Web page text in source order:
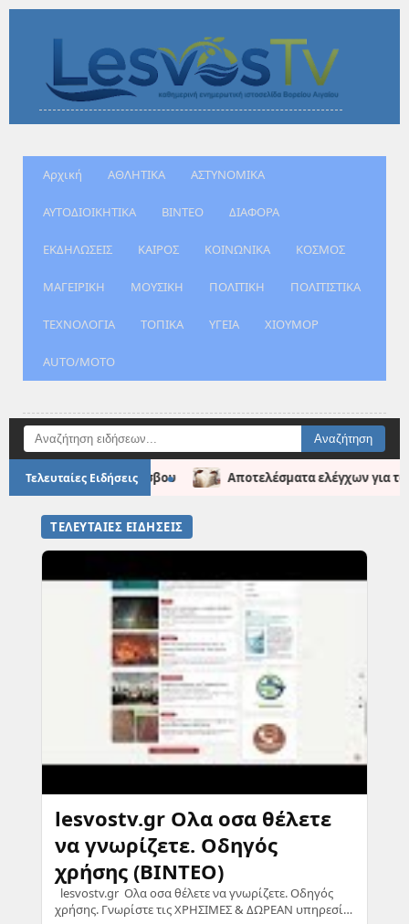
Αρχική ΑΘΛΗΤΙΚΑ ΑΣΤΥΝΟΜΙΚΑ
ΑΥΤΟΔΙΟΙΚΗΤΙΚΑ ΒΙΝΤΕΟ ΔΙΑΦΟΡΑ
ΕΚΔΗΛΩΣΕΙΣ ΚΑΙΡΟΣ ΚΟΙΝΩΝΙΚΑ ΚΟΣΜΟΣ
ΜΑΓΕΙΡΙΚΗ ΜΟΥΣΙΚΗ ΠΟΛΙΤΙΚΗ ΠΟΛΙΤΙΣΤΙΚΑ
ΤΕΧΝΟΛΟΓΙΑ ΤΟΠΙΚΑ ΥΓΕΙΑ ΧΙΟΥΜΟΡ
AUTO/MOTO
Τελευταίες Ειδήσεις
ελέγχων για τον αφθώδη πυρετό
● Ηλεκτρική
ΤΕΛΕΥΤΑΙΕΣ ΕΙΔΗΣΕΙΣ
lesvostv.gr Ολα οσα θέλετε
να γνωρίζετε. Οδηγός
χρήσης (ΒΙΝΤΕΟ)
lesvostv.gr Ολα οσα θέλετε να γνωρίζετε. Οδηγός
χρήσης. Γνωρίστε τις ΧΡΗΣΙΜΕΣ & ΔΩΡΕΑΝ υπηρεσίες